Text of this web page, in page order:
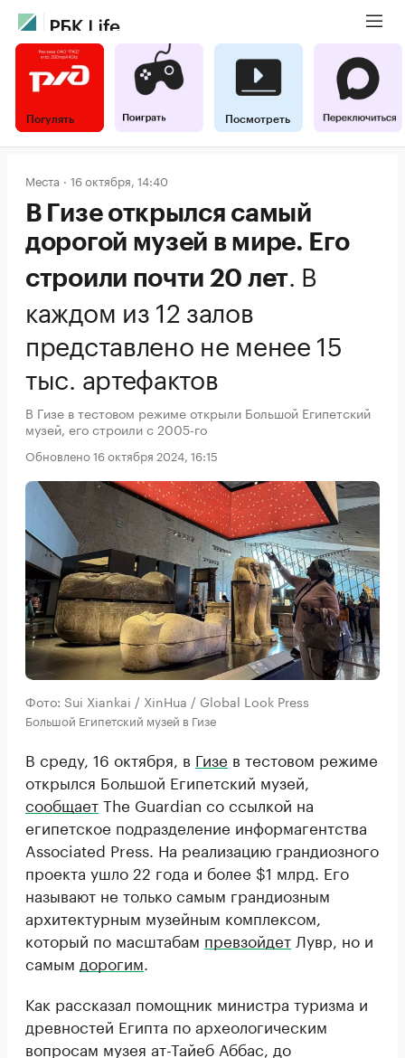
Погулять Посмотреть
Места 16 октября, 14:40
В Гизе открылся самый
дорогой музей в мире. Его
строили почти 20 лет. В
каждом из 12 залов
представлено не менее 15
тыс. артефактов
В Гизе в тестовом режиме открыли Большой Египетский
музей, его строили с 2005-го
Обновлено 16 октября 2024, 16:15
Фото: Sui Xiankai / XinHua / Global Look Press
Большой Египетский музей в Гизе
В среду, 16 октября, в Гизе в тестовом режиме
открылся Большой Египетский музей,
сообщаетThe Guardian со ссылкой на
египетское подразделение информагентства
Associated Press. На реализацию грандиозного
проекта ушло 22 года и более $1 млрд. Его
называют не только самым грандиозным
архитектурным музейным комплексом,
который по масштабам превзойдет Лувр, но и
самым дорогим
Как рассказал помощник министра туризма и
древностей Египта по археологическим
вопросам музея ат-Тайеб Аббас, до